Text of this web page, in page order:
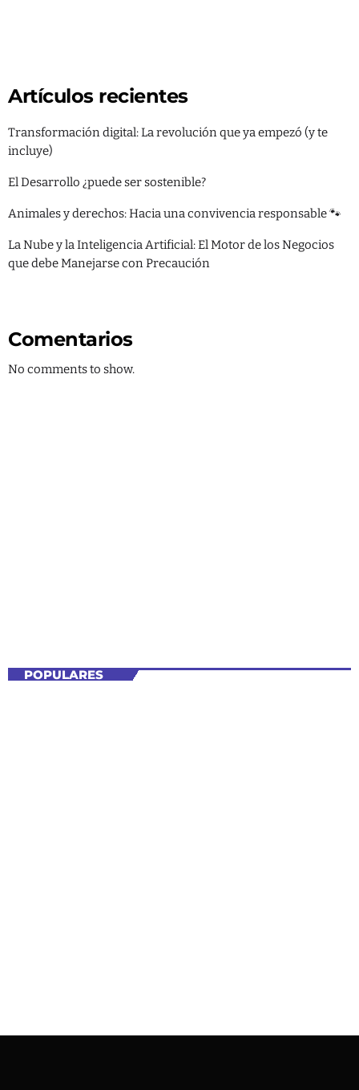
Artículos recientes
Transformación digital: La revolución que ya empezó (y te
incluye)
El Desarrollo ¿puede ser sostenible?
Animales y derechos: Hacia una convivencia responsable 🐾
La Nube y la Inteligencia Artificial: El Motor de los Negocios
que debe Manejarse con Precaución
Comentarios
No comments to show.
POPULARES